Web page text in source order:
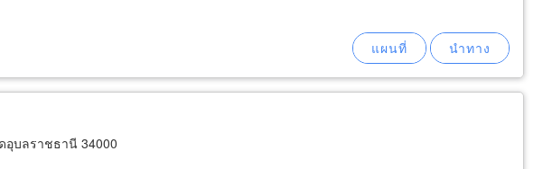
อุบลราชธานี 34000